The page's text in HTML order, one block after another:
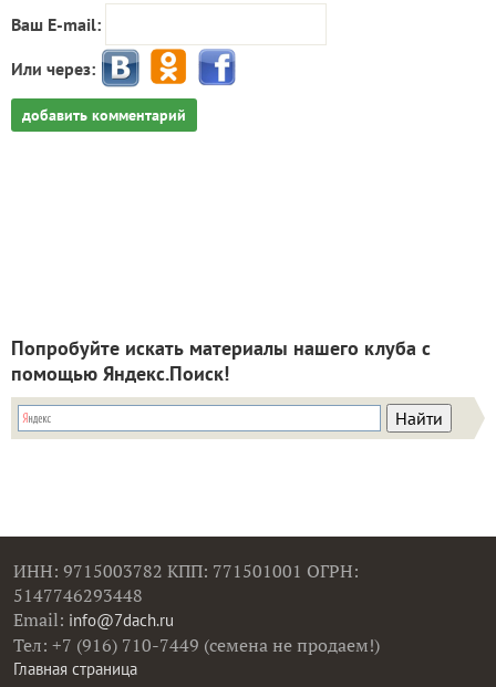
Ваш E-mail:
Или через:
добавить комментарий
Попробуйте искать материалы нашего клуба с
помощью Яндекс.Поиск!
ИНН: 9715003782 КПП: 771501001 ОГРН:
5147746293448
Email: info@7dach.ru
Тел: +7 (916) 710-7449 (семена не продаем!)
Главная страница